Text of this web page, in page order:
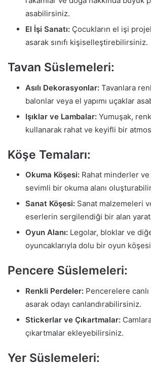
asabilirsiniz.
El İşi Sanatı: Çocukların el işi
asarak sınıfı kişiselleştirebilirsiniz.
Tavan Süslemeleri:
Asılı Dekorasyonlar: Tavanlara
balonlar veya el yapımı uçaklar
Işıklar ve Lambalar: Yumuşak,
kullanarak rahat ve keyifli bir
Köşe Temaları:
Okuma Köşesi: Rahat minderler
sevimli bir okuma alanı
Sanat Köşesi: Sanat malzemeleri
eserlerin sergilendiği bir alan
Oyun Alanı: Legolar, bloklar ve
oyuncaklarıyla dolu bir oyun
Pencere Süslemeleri:
Renkli Perdeler: Pencerelere
asarak odayı canlandırabilirsiniz.
Stickerlar ve Çıkartmalar:
çıkartmalar ekleyebilirsiniz.
Yer Süslemeleri: